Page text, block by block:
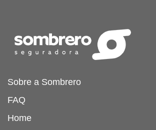
Sobre a Sombrero
FAQ
Home